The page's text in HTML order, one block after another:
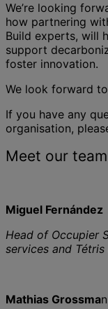
We’re looking
how partnering
Build experts, will
support
foster innovation.
We look forward
If you have any
organisation,
Meet our team
Miguel Fernández
Head of Occupier
services and Tétris
Mathias Grossman